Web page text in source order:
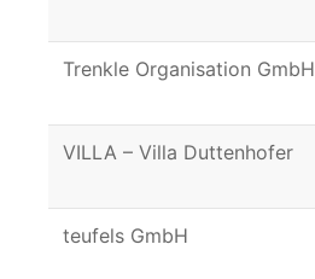
Trenkle Organisation GmbH
VILLA – Villa Duttenhofer
teufels GmbH